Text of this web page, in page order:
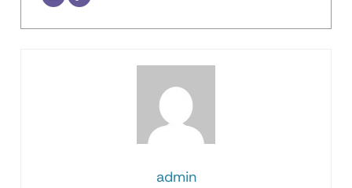
admin